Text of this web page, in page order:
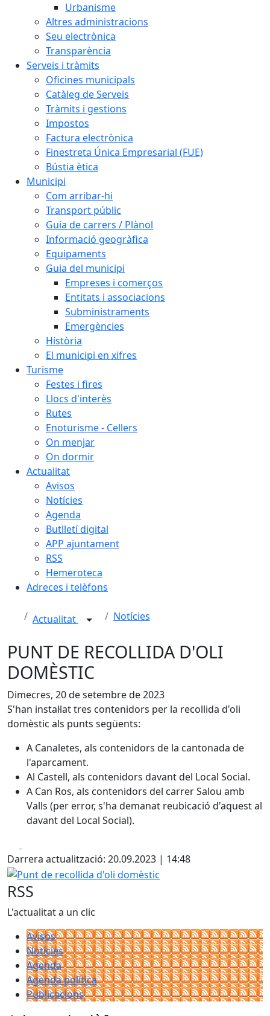
Urbanisme
Altres administracions
Seu electrònica
Transparència
Serveis i tràmits
Oficines municipals
Catàleg de Serveis
Tràmits i gestions
Impostos
Factura electrònica
Finestreta Única Empresarial (FUE)
Bústia ètica
Municipi
Com arribar-hi
Transport públic
Guia de carrers / Plànol
Informació geogràfica
Equipaments
Guia del municipi
Empreses i comerços
Entitats i associacions
Subministraments
Emergències
Història
El municipi en xifres
Turisme
Festes i fires
Llocs d'interès
Rutes
Enoturisme - Cellers
On menjar
On dormir
Actualitat
Avisos
Notícies
Agenda
Butlletí digital
APP ajuntament
RSS
Hemeroteca
Adreces i telèfons
Actualitat Notícies
PUNT DE RECOLLIDA D'OLI
DOMÈSTIC
Dimecres, 20 de setembre de 2023
S'han instal·lat tres contenidors per la recollida d'oli
domèstic als punts següents:
A Canaletes, als contenidors de la cantonada de
l'aparcament.
Al Castell, als contenidors davant del Local Social.
A Can Ros, als contenidors del carrer Salou amb
Valls (per error, s'ha demanat reubicació d'aquest al
davant del Local Social).
Darrera actualització: 20.09.2023 | 14:48
Punt de recollida d'oli domèstic
RSS
L'actualitat a un clic
Avisos
Notícies
Agenda
Agenda política
Publicacions